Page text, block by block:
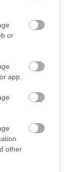
or
app.
other